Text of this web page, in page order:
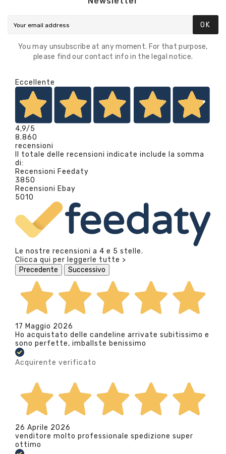
OK
You may unsubscribe at any moment. For that purpose,
please find our contact info in the legal notice.
Eccellente
4,9/5
8.860
recensioni
Il totale delle recensioni indicate include la somma
di:
Recensioni Feedaty
3850
Recensioni Ebay
5010
Le nostre recensioni a 4 e 5 stelle.
Clicca qui per leggerle tutte >
Precedente
Successivo
17 Maggio 2026
Ho acquistato delle candeline arrivate subitissimo e
sono perfette, imballste benissimo
Acquirente verificato
26 Aprile 2026
venditore molto professionale spedizione super
ottimo